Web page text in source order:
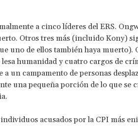
a cinco líderes del ERS.
Otros tres más (incluido Kony)
uno de ellos también haya muerto).
humanidad y cuatro cargos de
a un campamento de personas
una pequeña porción de lo que se
acusados por la CPI más